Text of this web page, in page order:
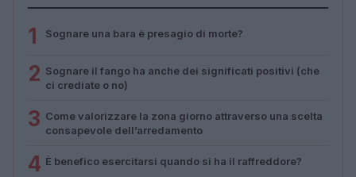
1 Sognare una bara è presagio di morte?
2 Sognare il fango ha anche dei significati positivi (che
ci crediate o no)
3 Come valorizzare la zona giorno attraverso una scelta
consapevole dell’arredamento
4 È benefico esercitarsi quando si ha il raffreddore?